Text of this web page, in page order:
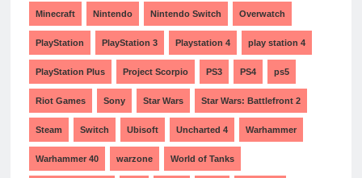
Minecraft Nintendo Nintendo Switch Overwatch
PlayStation PlayStation 3 Playstation 4 play station 4
PlayStation Plus Project Scorpio PS3 PS4 ps5
Riot Games Sony Star Wars Star Wars: Battlefront 2
Steam Switch Ubisoft Uncharted 4 Warhammer
Warhammer 40 warzone World of Tanks